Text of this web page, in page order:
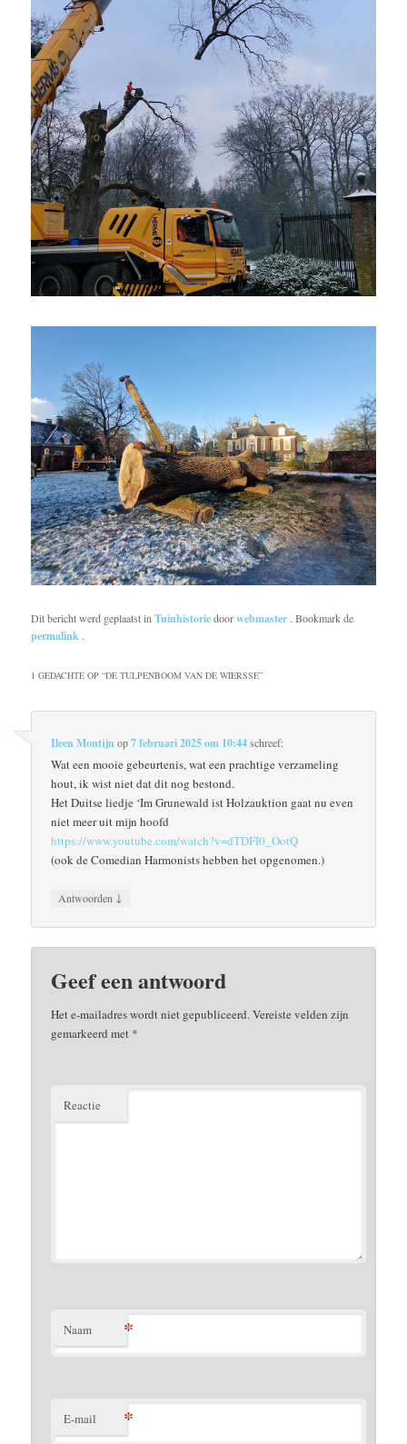
Dit bericht werd geplaatst inTuinhistoriedoorwebmaster . Bookmark de
permalink .
1 GEDACHTE OP “DE TULPENBOOM VAN DE WIERSSE”
Ileen Montijn op7 februari 2025 om 10:44schreef:
Wat een mooie gebeurtenis, wat een prachtige verzameling
hout, ik wist niet dat dit nog bestond.
Het Duitse liedje ‘Im Grunewald ist Holzauktion gaat nu even
niet meer uit mijn hoofd
https://www.youtube.com/watch?v=dTDFI0_OotQ
(ook de Comedian Harmonists hebben het opgenomen.)
Antwoorden ↓
Geef een antwoord
Het e-mailadres wordt niet gepubliceerd.Vereiste velden zijn
gemarkeerd met *
Reactie
Naam *
E-mail *